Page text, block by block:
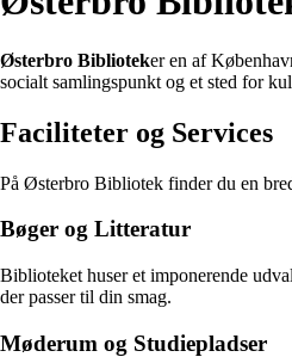
Østerbro Biblioteker en af
socialt samlingspunkt og et sted for
Faciliteter og Services
På Østerbro Bibliotek finder du en
Bøger og Litteratur
Biblioteket huser et imponerende
der passer til din smag.
Møderum og Studiepladser